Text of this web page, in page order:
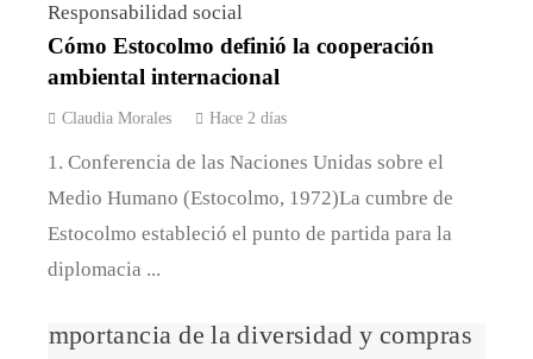
Responsabilidad social
Cómo Estocolmo definió la cooperación
ambiental internacional
Claudia Morales Hace 2 días
1. Conferencia de las Naciones Unidas sobre el
Medio Humano (Estocolmo, 1972)La cumbre de
Estocolmo estableció el punto de partida para la
diplomacia ...